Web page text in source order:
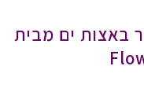
באצות ים מבית